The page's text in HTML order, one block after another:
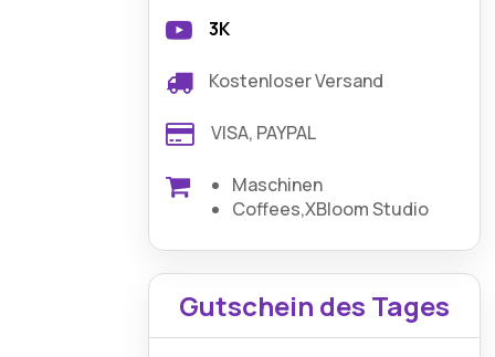
3K
Kostenloser Versand
VISA, PAYPAL
Maschinen
Coffees,XBloom Studio
Gutschein des Tages